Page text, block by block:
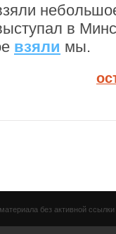
в
взяли мы.
без активной